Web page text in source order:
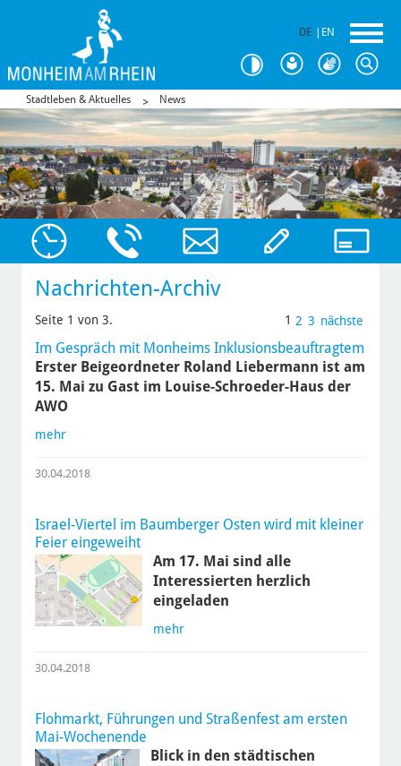
DE EN
Stadtleben & Aktuelles News
Nachrichten-Archiv
Seite 1 von 3. 1 2 3 nächste
Im Gespräch mit Monheims Inklusionsbeauftragtem
Erster Beigeordneter Roland Liebermann ist am
15. Mai zu Gast im Louise-Schroeder-Haus der
AWO
mehr
30.04.2018
Israel-Viertel im Baumberger Osten wird mit kleiner
Feier eingeweiht
Am 17. Mai sind alle
Interessierten herzlich
eingeladen
mehr
30.04.2018
Flohmarkt, Führungen und Straßenfest am ersten
Mai-Wochenende
Blick in den städtischen